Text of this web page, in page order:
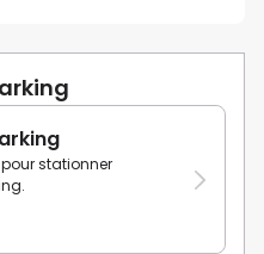
stationner